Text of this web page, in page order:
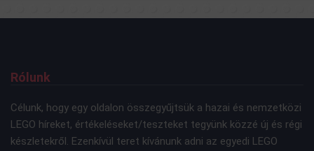
Rólunk
Célunk, hogy egy oldalon összegyűjtsük a hazai és nemzetközi
LEGO híreket, értékeléseket/teszteket tegyünk közzé új és régi
készletekről. Ezenkívül teret kívánunk adni az egyedi LEGO